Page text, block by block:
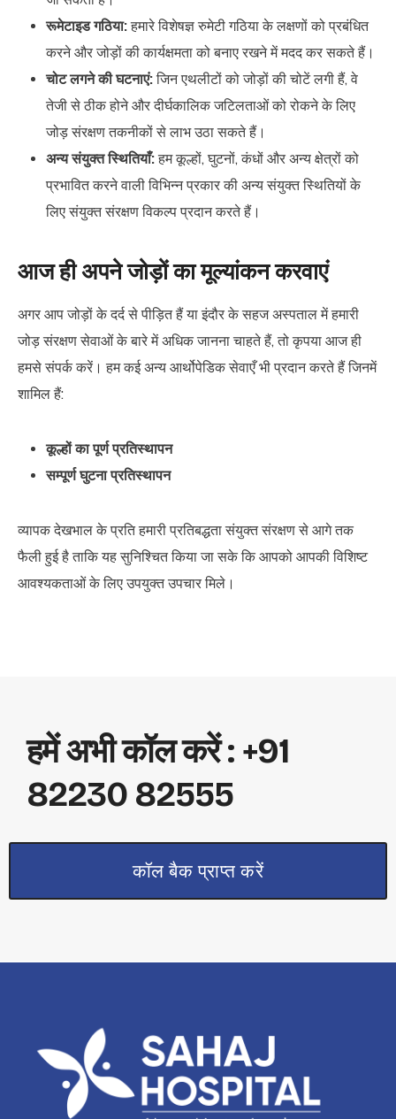
रूमेटाइड गठिया:हमारे विशेषज्ञ रुमेटी गठिया के लक्षणों को प्रबंधित
करने और जोड़ों की कार्यक्षमता को बनाए रखने में मदद कर सकते हैं।
चोट लगने की घटनाएं:जिन एथलीटों को जोड़ों की चोटें लगी हैं, वे
तेजी से ठीक होने और दीर्घकालिक जटिलताओं को रोकने के लिए
जोड़ संरक्षण तकनीकों से लाभ उठा सकते हैं।
अन्य संयुक्त स्थितियाँ:हम कूल्हों, घुटनों, कंधों और अन्य क्षेत्रों को
प्रभावित करने वाली विभिन्न प्रकार की अन्य संयुक्त स्थितियों के
लिए संयुक्त संरक्षण विकल्प प्रदान करते हैं।
आज ही अपने जोड़ों का मूल्यांकन करवाएं
अगर आप जोड़ों के दर्द से पीड़ित हैं या इंदौर के सहज अस्पताल में हमारी
जोड़ संरक्षण सेवाओं के बारे में अधिक जानना चाहते हैं, तो कृपया आज ही
हमसे संपर्क करें। हम कई अन्य आर्थोपेडिक सेवाएँ भी प्रदान करते हैं जिनमें
शामिल हैं:
कूल्हों का पूर्ण प्रतिस्थापन
सम्पूर्ण घुटना प्रतिस्थापन
व्यापक देखभाल के प्रति हमारी प्रतिबद्धता संयुक्त संरक्षण से आगे तक
फैली हुई है ताकि यह सुनिश्चित किया जा सके कि आपको आपकी विशिष्ट
आवश्यकताओं के लिए उपयुक्त उपचार मिले।
हमें अभी कॉल करें : +91
82230 82555
कॉल बैक प्राप्त करें